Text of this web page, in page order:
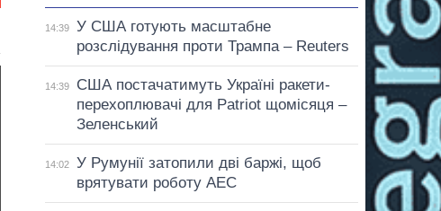
14:39
У США готують масштабне
розслідування проти Трампа – Reuters
14:39
США постачатимуть Україні ракети-
перехоплювачі для Patriot щомісяця –
Зеленський
14:02
У Румунії затопили дві баржі, щоб
врятувати роботу АЕС